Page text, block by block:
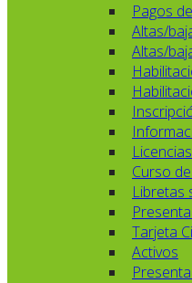
Pagos
Altas/
Altas/
Curso
Libretas
Tarjeta
Activos